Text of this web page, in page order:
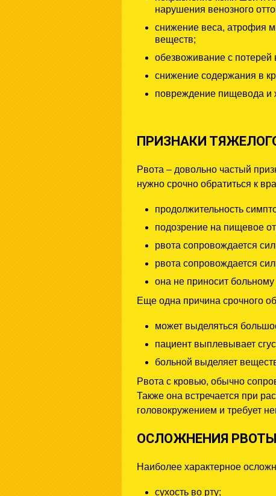
нарушения венозного
снижение веса, атрофия
веществ;
обезвоживание с потерей
снижение содержания в
повреждение пищевода и
ПРИЗНАКИ
Рвота – довольно частый
нужно срочно обратиться к
продолжительность
подозрение на пищевое
рвота сопровождается
рвота сопровождается
она не приносит больному
Еще одна причина срочного
может выделяться
пациент выплевывает
больной выделяет
Рвота с кровью, обычно
Также она встречается при
головокружением и требует
ОСЛОЖНЕНИЯ РВОТЫ
Наиболее характерное
сухость во рту;